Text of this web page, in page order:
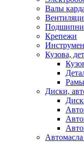
Валы
Крепежи
Кузова,
Рамы
Диски,